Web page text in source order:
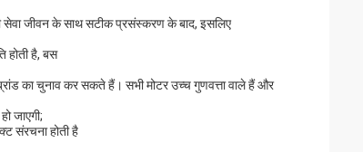
सेवा जीवन के साथ सटीक प्रसंस्करण के बाद, इसलिए
होती है, बस
का चुनाव कर सकते हैं। सभी मोटर उच्च गुणवत्ता वाले हैं और
जाएगी;
संरचना होती है